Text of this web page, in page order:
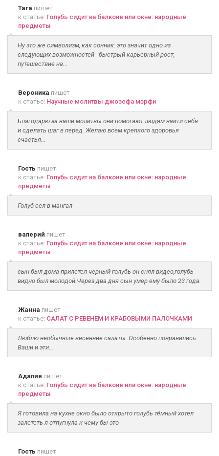
Tara пишет
к статье: Голубь сидит на балконе или окне: народные
предметы
Ну это же символизм, как сонник: это значит одно из
следующих возможностей - быстрый карьерный рост,
путешествие на...
Вероника пишет
к статье: Научные молитвы джозефа мэрфи
Благодарю за ваши молитвы они помогают людям найти себя
и сделать шаг в перед. Желаю всем крепкого здоровья
счастья...
Гость пишет
к статье: Голубь сидит на балконе или окне: народные
предметы
Голуб сел в мангал
валерий пишет
к статье: Голубь сидит на балконе или окне: народные
предметы
сын был дома прилетел черный голубь он снял видео,голубь
видно был молодой.Через два дня сын умер ему было 23 года.
Жанна пишет
к статье: САЛАТ С РЕВЕНЕМ И КРАБОВЫМИ ПАЛОЧКАМИ
Люблю необычные весенние салаты. Особенно понравились
Ваши и эти...
Адалия пишет
к статье: Голубь сидит на балконе или окне: народные
предметы
Я готовила на кухне окно было открыто голубь тёмный хотел
залететь я отпугнула к чему бы это
Гость пишет